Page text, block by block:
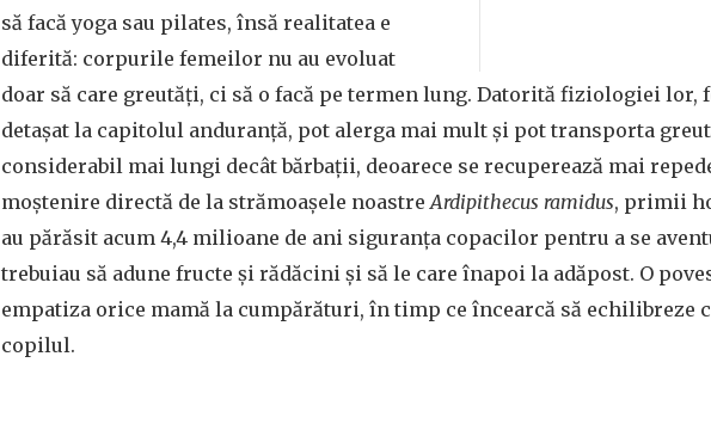
să facă yoga sau pilates, însă realitatea e
diferită: corpurile femeilor nu au evoluat
doar să care greutăți, ci să o facă pe termen lung. Datorită fiziologiei lor,
detașat la capitolul anduranță, pot alerga mai mult și pot transporta
considerabil mai lungi decât bărbații, deoarece se recuperează mai
moștenire directă de la strămoașele noastreArdipithecus ramidus, primii
au părăsit acum 4,4 milioane de ani siguranța copacilor pentru a se
trebuiau să adune fructe și rădăcini și să le care înapoi la adăpost. O
empatiza orice mamă la cumpărături, în timp ce încearcă să echilibreze
copilul.